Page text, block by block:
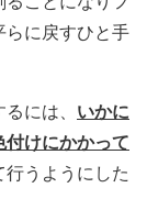
らに戻すひと手
には、 いかに
けにかかって
うようにした